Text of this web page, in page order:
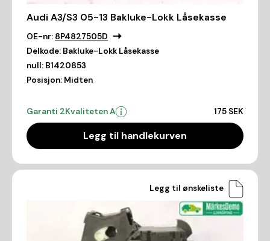
Audi A3/S3 05-13 Bakluke-Lokk Låsekasse
OE-nr: 8P4827505D
Delkode: Bakluke-Lokk Låsekasse
null: B1420853
Posisjon: Midten
Garanti 2Kvaliteten A 175 SEK
Legg til handlekurven
Legg til ønskeliste